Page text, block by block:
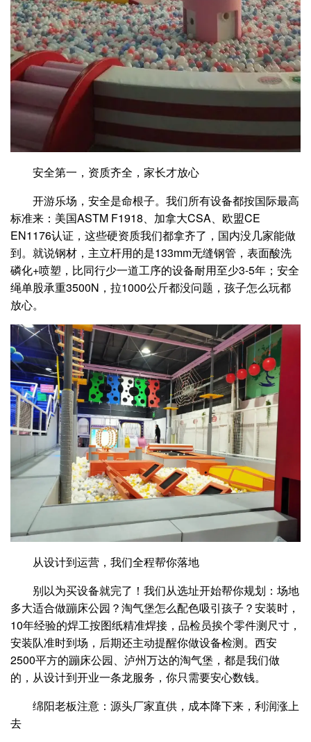
安全第一，资质齐全，家长才放心
开游乐场，安全是命根子。我们所有设备都按国际最高
标准来：美国ASTM F1918、加拿大CSA、欧盟CE
EN1176认证，这些硬资质我们都拿齐了，国内没几家能做
到。就说钢材，主立杆用的是133mm无缝钢管，表面酸洗
磷化+喷塑，比同行少一道工序的设备耐用至少3-5年；安全
绳单股承重3500N，拉1000公斤都没问题，孩子怎么玩都
放心。
从设计到运营，我们全程帮你落地
别以为买设备就完了！我们从选址开始帮你规划：场地
多大适合做蹦床公园？淘气堡怎么配色吸引孩子？安装时，
10年经验的焊工按图纸精准焊接，品检员挨个零件测尺寸，
安装队准时到场，后期还主动提醒你做设备检测。西安
2500平方的蹦床公园、泸州万达的淘气堡，都是我们做
的，从设计到开业一条龙服务，你只需要安心数钱。
绵阳老板注意：源头厂家直供，成本降下来，利润涨上
去